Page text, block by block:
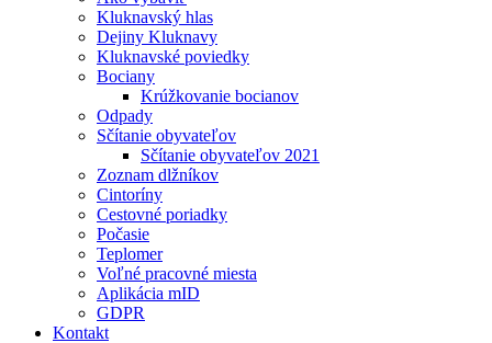
Kluknavský hlas
Dejiny Kluknavy
Kluknavské poviedky
Bociany
Krúžkovanie bocianov
Odpady
Sčítanie obyvateľov
Sčítanie obyvateľov 2021
Zoznam dlžníkov
Cintoríny
Cestovné poriadky
Počasie
Teplomer
Voľné pracovné miesta
Aplikácia mID
GDPR
Kontakt